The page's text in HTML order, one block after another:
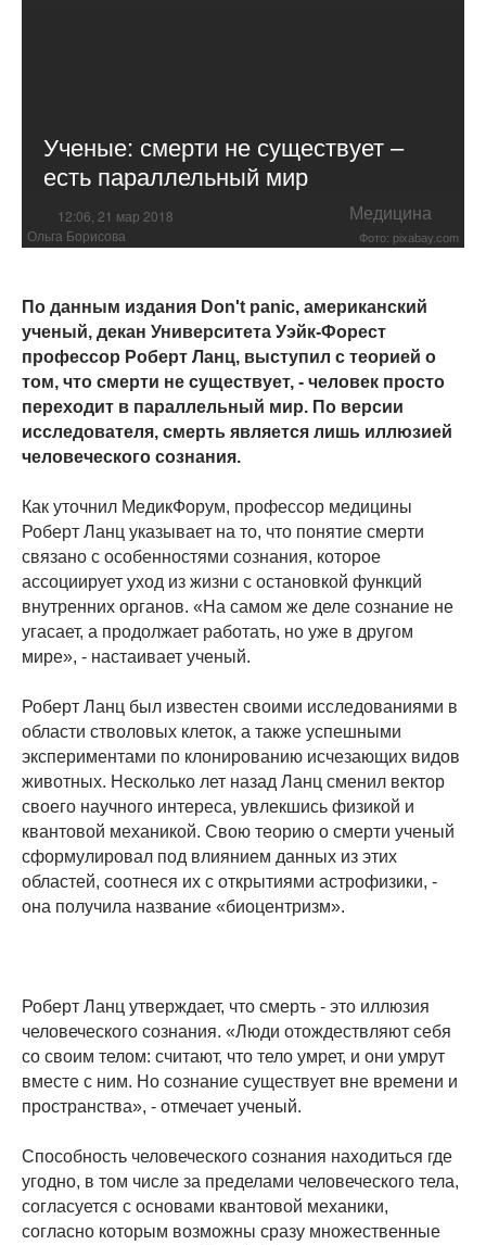
Ученые: смерти не существует –
есть параллельный мир
12:06, 21 мар 2018 Медицина
Ольга Борисова Фото: pixabay.com
По данным издания Don't panic, американский
ученый, декан Университета Уэйк-Форест
профессор Роберт Ланц, выступил с теорией о
том, что смерти не существует, - человек просто
переходит в параллельный мир. По версии
исследователя, смерть является лишь иллюзией
человеческого сознания.
Как уточнил МедикФорум, профессор медицины
Роберт Ланц указывает на то, что понятие смерти
связано с особенностями сознания, которое
ассоциирует уход из жизни с остановкой функций
внутренних органов. «На самом же деле сознание не
угасает, а продолжает работать, но уже в другом
мире», - настаивает ученый.
Роберт Ланц был известен своими исследованиями в
области стволовых клеток, а также успешными
экспериментами по клонированию исчезающих видов
животных. Несколько лет назад Ланц сменил вектор
своего научного интереса, увлекшись физикой и
квантовой механикой. Свою теорию о смерти ученый
сформулировал под влиянием данных из этих
областей, соотнеся их с открытиями астрофизики, -
она получила название «биоцентризм».
Роберт Ланц утверждает, что смерть - это иллюзия
человеческого сознания. «Люди отождествляют себя
со своим телом: считают, что тело умрет, и они умрут
вместе с ним. Но сознание существует вне времени и
пространства», - отмечает ученый.
Способность человеческого сознания находиться где
угодно, в том числе за пределами человеческого тела,
согласуется с основами квантовой механики,
согласно которым возможны сразу множественные